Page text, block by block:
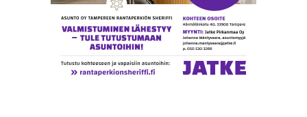
MIRACLE OF LOVE
EURYTHMICS
20.12
JANI WICKHOLM
20.09